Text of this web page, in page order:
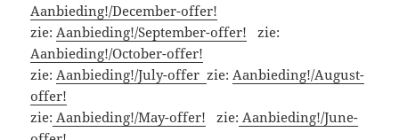
Aanbieding!/December-offer!
zie:Aanbieding!/September-offer! zie:
Aanbieding!/October-offer!
zie:Aanbieding!/July-offerzie:Aanbieding!/August-
offer!
zie: Aanbieding!/May-offer! zie: Aanbieding!/June-